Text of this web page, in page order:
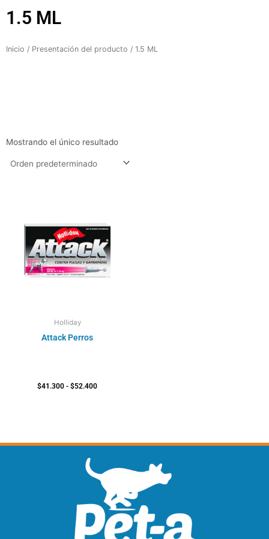
1.5 ML
Inicio / Presentación del producto / 1.5 ML
Mostrando el único resultado
Holliday
Attack Perros
$41.300 - $52.400
desde
$41.300
hasta
$52.400